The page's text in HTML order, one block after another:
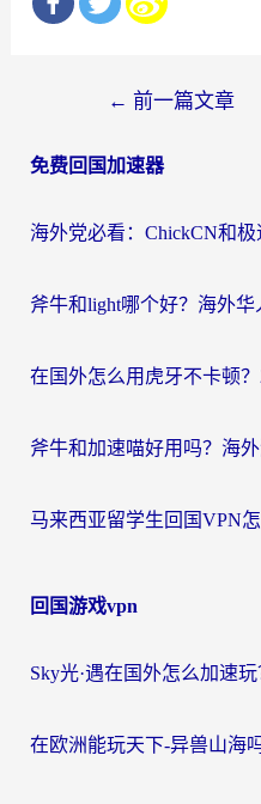
导
← 前一篇文章
免费回国加速器
回国游戏vpn